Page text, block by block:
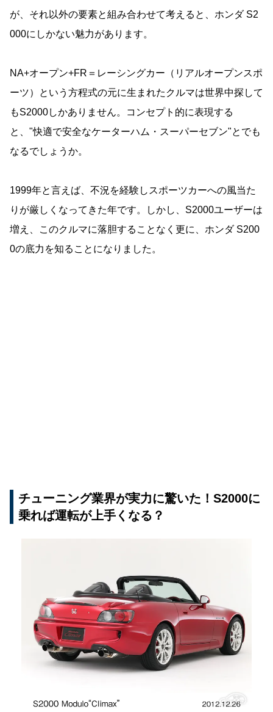
が、それ以外の要素と組み合わせて考えると、ホンダ S2
000にしかない魅力があります。
NA+オープン+FR＝レーシングカー（リアルオープンスポ
ーツ）という方程式の元に生まれたクルマは世界中探して
もS2000しかありません。コンセプト的に表現する
と、"快適で安全なケーターハム・スーパーセブン"とでも
なるでしょうか。
1999年と言えば、不況を経験しスポーツカーへの風当た
りが厳しくなってきた年です。しかし、S2000ユーザーは
増え、このクルマに落胆することなく更に、ホンダ S200
0の底力を知ることになりました。
チューニング業界が実力に驚いた！S2000に
乗れば運転が上手くなる？